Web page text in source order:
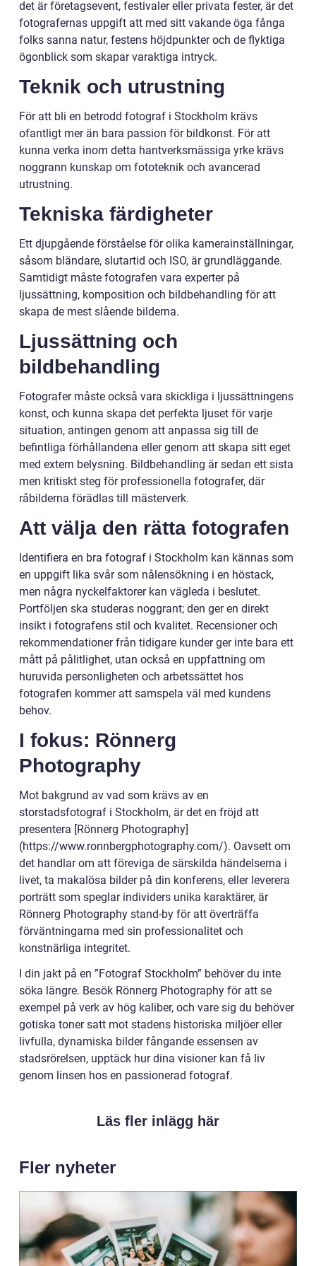
det är företagsevent, festivaler eller privata fester, är det
fotografernas uppgift att med sitt vakande öga fånga
folks sanna natur, festens höjdpunkter och de flyktiga
ögonblick som skapar varaktiga intryck.
Teknik och utrustning
För att bli en betrodd fotograf i Stockholm krävs
ofantligt mer än bara passion för bildkonst. För att
kunna verka inom detta hantverksmässiga yrke krävs
noggrann kunskap om fototeknik och avancerad
utrustning.
Tekniska färdigheter
Ett djupgående förståelse för olika kamerainställningar,
såsom bländare, slutartid och ISO, är grundläggande.
Samtidigt måste fotografen vara experter på
ljussättning, komposition och bildbehandling för att
skapa de mest slående bilderna.
Ljussättning och
bildbehandling
Fotografer måste också vara skickliga i ljussättningens
konst, och kunna skapa det perfekta ljuset för varje
situation, antingen genom att anpassa sig till de
befintliga förhållandena eller genom att skapa sitt eget
med extern belysning. Bildbehandling är sedan ett sista
men kritiskt steg för professionella fotografer, där
råbilderna förädlas till mästerverk.
Att välja den rätta fotografen
Identifiera en bra fotograf i Stockholm kan kännas som
en uppgift lika svår som nålensökning i en höstack,
men några nyckelfaktorer kan vägleda i beslutet.
Portföljen ska studeras noggrant; den ger en direkt
insikt i fotografens stil och kvalitet. Recensioner och
rekommendationer från tidigare kunder ger inte bara ett
mått på pålitlighet, utan också en uppfattning om
huruvida personligheten och arbetssättet hos
fotografen kommer att samspela väl med kundens
behov.
I fokus: Rönnerg
Photography
Mot bakgrund av vad som krävs av en
storstadsfotograf i Stockholm, är det en fröjd att
presentera [Rönnerg Photography]
(https://www.ronnbergphotography.com/). Oavsett om
det handlar om att föreviga de särskilda händelserna i
livet, ta makalösa bilder på din konferens, eller leverera
porträtt som speglar individers unika karaktärer, är
Rönnerg Photography stand-by för att överträffa
förväntningarna med sin professionalitet och
konstnärliga integritet.
I din jakt på en ”Fotograf Stockholm” behöver du inte
söka längre. Besök Rönnerg Photography för att se
exempel på verk av hög kaliber, och vare sig du behöver
gotiska toner satt mot stadens historiska miljöer eller
livfulla, dynamiska bilder fångande essensen av
stadsrörelsen, upptäck hur dina visioner kan få liv
genom linsen hos en passionerad fotograf.
Läs fler inlägg här
Fler nyheter